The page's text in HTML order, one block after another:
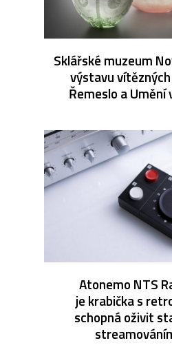
Sklářské muzeum
výstavu
Řemeslo a Umění
Atonemo NTS
je krabička s
schopná oživit